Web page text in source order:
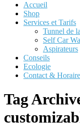
Accueil
Shop
Services et Tarifs
Tunnel de
Self Car
Aspirateurs
Conseils
Ecologie
Contact &
Tag